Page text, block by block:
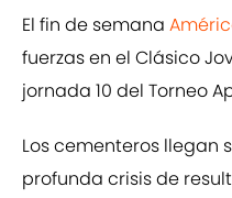
El fin de semana
fuerzas en el Clásico
jornada 10 del Torneo
Los cementeros llegan
profunda crisis de